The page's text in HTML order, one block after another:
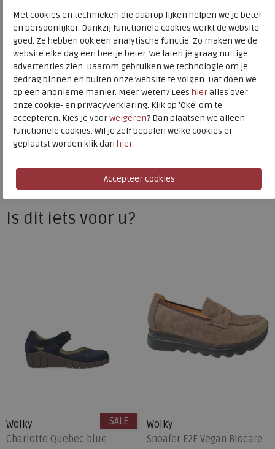
Wolky C
Toon alles vanWolky
Naar alleinstappers dames
Naar alleWolky instappers dames
Materiaal
Nubuck
Uitneembaar voetbed
ja
Is dit iets voor u?
Wolky
Charlotte Quebec blue
SALE
Wolky
Snoafer F2F Vegan Biocare
Met cookies en technieken die daarop lijken helpen we je beter
en persoonlijker. Dankzij functionele cookies werkt de website
goed. Ze hebben ook een analytische functie. Zo maken we de
website elke dag een beetje beter. We laten je graag nuttige
advertenties zien. Daarom gebruiken we technologie om je
gedrag binnen en buiten onze website te volgen. Dat doen we
op een anonieme manier. Meer weten? Lees hieralles over
onze cookie- en privacyverklaring. Klik op 'Oké' om te
accepteren. Kies je voorweigeren? Dan plaatsen we alleen
functionele cookies. Wil je zelf bepalen welke cookies er
geplaatst worden klik dan hier.